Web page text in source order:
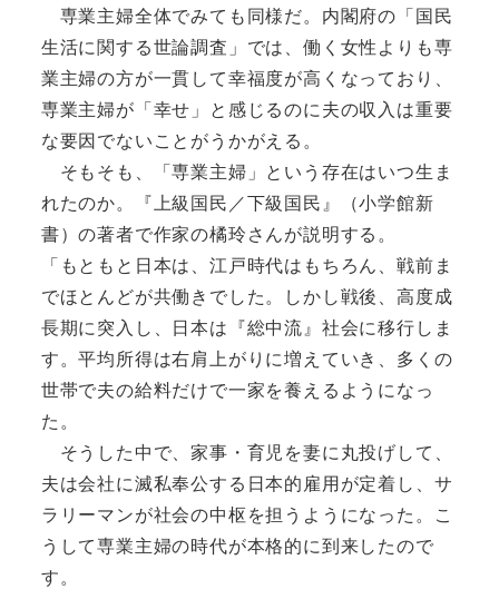
専業主婦全体でみても同様だ。内閣府の「国民
生活に関する世論調査」では、働く女性よりも専
業主婦の方が一貫して幸福度が高くなっており、
専業主婦が「幸せ」と感じるのに夫の収入は重要
な要因でないことがうかがえる。
そもそも、「専業主婦」という存在はいつ生ま
れたのか。『上級国民／下級国民』（小学館新
書）の著者で作家の橘玲さんが説明する。
「もともと日本は、江戸時代はもちろん、戦前ま
でほとんどが共働きでした。しかし戦後、高度成
長期に突入し、日本は『総中流』社会に移行しま
す。平均所得は右肩上がりに増えていき、多くの
世帯で夫の給料だけで一家を養えるようになっ
た。
そうした中で、家事・育児を妻に丸投げして、
夫は会社に滅私奉公する日本的雇用が定着し、サ
ラリーマンが社会の中枢を担うようになった。こ
うして専業主婦の時代が本格的に到来したので
す。